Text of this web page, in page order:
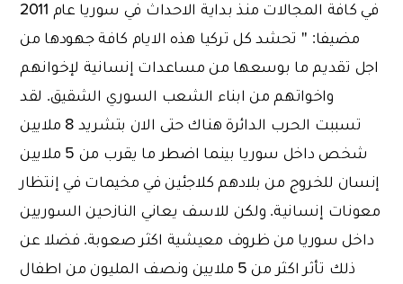
في كافة المجالات منذ بداية الاحداث في سوريا عام 2011
مضيفا: '' تحشد كل تركيا هذه الايام كافة جهودها من
اجل تقديم ما بوسعها من مساعدات إنسانية لإخوانهم
واخواتهم من ابناء الشعب السوري الشقيق. لقد
تسببت الحرب الدائرة هناك حتى الان بتشريد 8 ملايين
شخص داخل سوريا بينما اضطر ما يقرب من 5 ملايين
إنسان للخروج من بلادهم كلاجئين في مخيمات في إنتظار
معونات إنسانية. ولكن للاسف يعاني النازحين السوريين
داخل سوريا من ظروف معيشية اكثر صعوبة. فضلا عن
ذلك تأثر اكثر من 5 ملايين ونصف المليون من اطفال